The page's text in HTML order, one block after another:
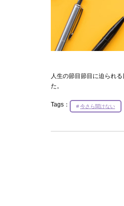
人生の節目節目に迫られ
た。
Tags： 今さら聞けない